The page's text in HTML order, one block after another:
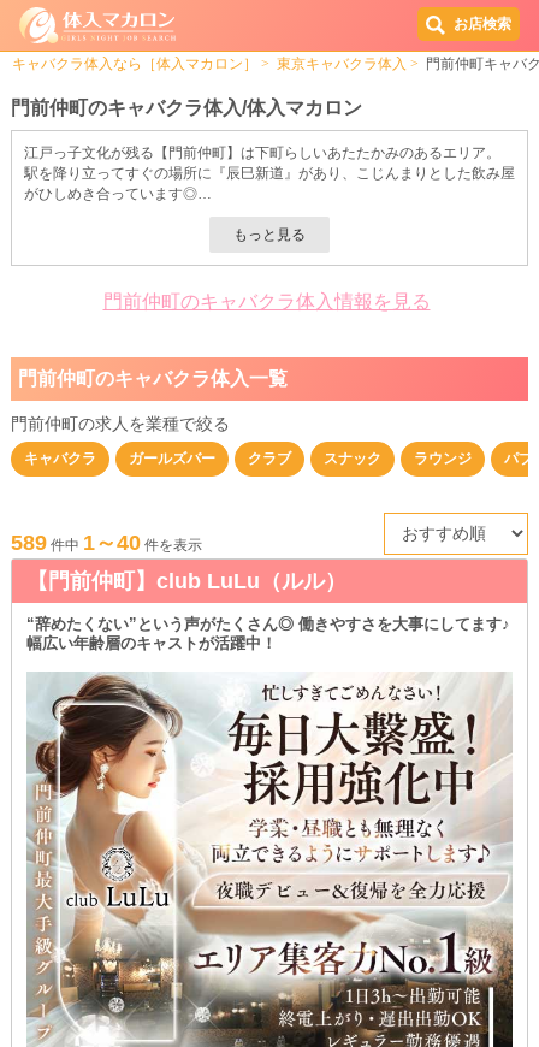
お店検索
キャバクラ体入なら［体入マカロン］ 東京キャバクラ体入 門前仲町キャバ
門前仲町のキャバクラ体入/体入マカロン
江戸っ子文化が残る【門前仲町】は下町らしいあたたかみのあるエリア。
駅を降り立ってすぐの場所に『辰巳新道』があり、こじんまりとした飲み屋
がひしめき合っています◎
懐かしさを感じる赤提灯の大衆居酒屋やどこからか聞こえるカラオケの歌声
ちょっとノスタルジックな雰囲気も感じられるのが魅力です！
えるでしょう♪
辰巳新道周辺はもちろん、門前仲町にはたくさんのキャバクラ店が軒を連ね
お仕事終わりのサラリーマンが多く行き交う街だから、連日盛り上がりを見
せているんです！
このエリアなら初心者さんでもきっと稼ぎやすさを実感していただけること
間違いナシ◎
どんなキャバクラ求人があるのか気になったら＜体入マカロン＞でチェック
してみてくださいね♪
高収入を狙っている女の子にピッタリの優良店をたっぷり掲載しています
素敵なお店と出会えたら、まずは一度体験入店（体入）してみては？
門前仲町のキャバクラ体入情報を見る
門前仲町のキャバクラ体入一覧
門前仲町の求人を業種で絞る
キャバクラ ガールズバー クラブ スナック ラウンジ パブ
589件中 1～40件を表示
【門前仲町】club LuLu（ルル）
“辞めたくない”という声がたくさん◎ 働きやすさを大事にしてます♪
幅広い年齢層のキャストが活躍中！